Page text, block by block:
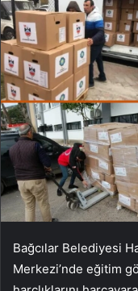
Bağcılar Belediyesi
Merkezi’nde eğitim